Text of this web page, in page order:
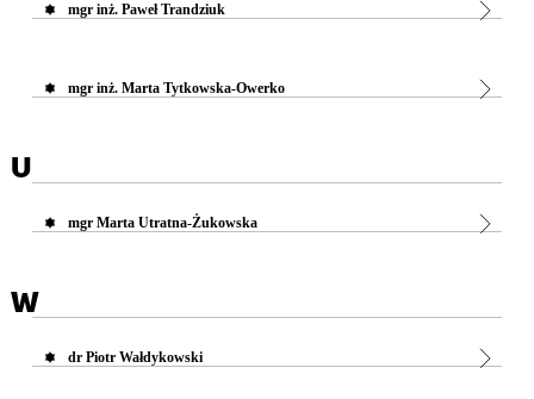
mgr inż. Paweł Trandziuk
mgr inż. Marta Tytkowska-Owerko
U
mgr Marta Utratna-Żukowska
W
dr Piotr Wałdykowski